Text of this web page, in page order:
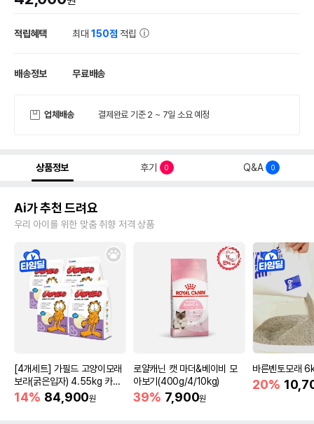
적립혜택 최대150점 적립
배송정보 무료배송
업체배송 결제완료 기준 2 ~ 7일 소요 예정
상품정보 후기 0 Q&A 0
Ai가 추천 드려요
우리 아이를 위한 맞춤 취향 저격 상품
[4개세트] 가필드 고양이모래
보라(굵은입자) 4.55kg 카사
바모래
14% 84,900원
로얄캐닌 캣 마더&베이비 모
아보기(400g/4/10kg)
39% 7,900원
바른벤토모래
20%